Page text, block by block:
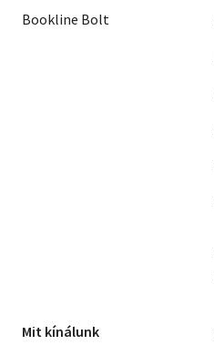
Bookline Bolt
Mit kínálunk